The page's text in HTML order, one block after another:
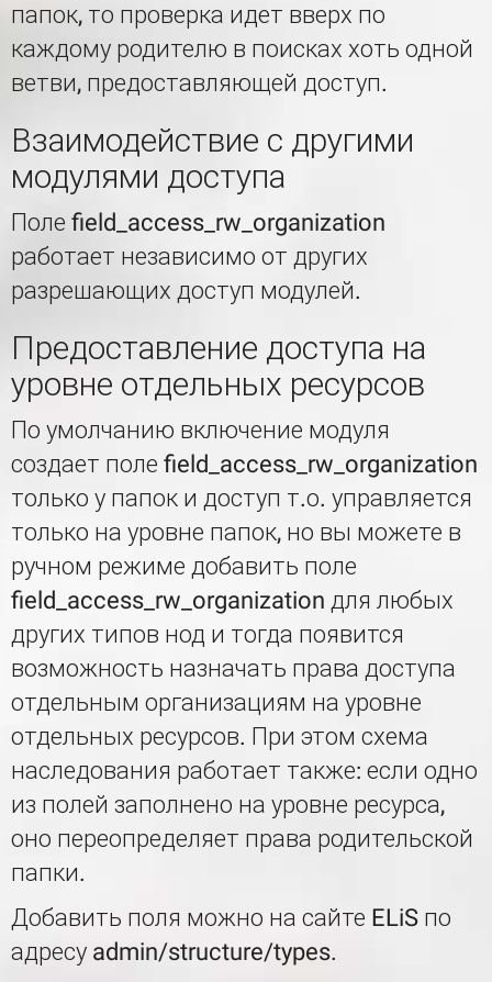
папок, то проверка идет вверх по
каждому родителю в поисках хоть одной
ветви, предоставляющей доступ.
Взаимодействие с другими
модулями доступа
Поле field_access_rw_organization
работает независимо от других
разрешающих доступ модулей.
Предоставление доступа на
уровне отдельных ресурсов
По умолчанию включение модуля
создает поле field_access_rw_organization
только у папок и доступ т.о. управляется
только на уровне папок, но вы можете в
ручном режиме добавить поле
field_access_rw_organization для любых
других типов нод и тогда появится
возможность назначать права доступа
отдельным организациям на уровне
отдельных ресурсов. При этом схема
наследования работает также: если одно
из полей заполнено на уровне ресурса,
оно переопределяет права родительской
папки.
Добавить поля можно на сайте ELiS по
адресу admin/structure/types.